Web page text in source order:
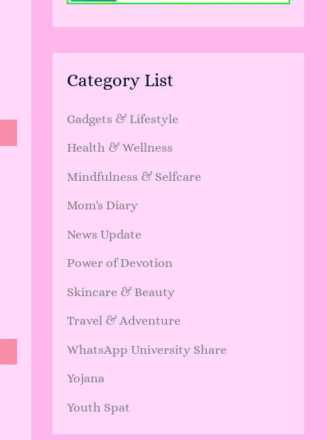
Category List
Gadgets & Lifestyle
Health & Wellness
Mindfulness & Selfcare
Mom's Diary
News Update
Power of Devotion
Skincare & Beauty
Travel & Adventure
WhatsApp University Share
Yojana
Youth Spat